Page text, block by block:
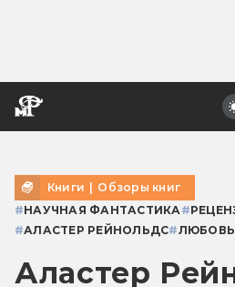
Книги | Обзоры книг
#НАУЧНАЯ ФАНТАСТИКА #
#АЛАСТЕР РЕЙНОЛЬДС#
Аластер